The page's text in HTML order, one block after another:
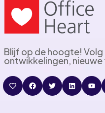
Blijf op de hoogte!
ontwikkelingen,